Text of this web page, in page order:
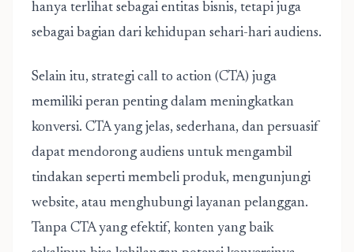
hanya terlihat sebagai entitas bisnis, tetapi juga
sebagai bagian dari kehidupan sehari-hari audiens.
Selain itu, strategi call to action (CTA) juga
memiliki peran penting dalam meningkatkan
konversi. CTA yang jelas, sederhana, dan persuasif
dapat mendorong audiens untuk mengambil
tindakan seperti membeli produk, mengunjungi
website, atau menghubungi layanan pelanggan.
Tanpa CTA yang efektif, konten yang baik